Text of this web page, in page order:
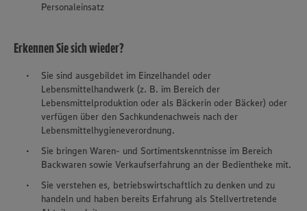
Personaleinsatz
Erkennen Sie sich wieder?
Sie sind ausgebildet im Einzelhandel oder
Lebensmittelhandwerk (z. B. im Bereich der
Lebensmittelproduktion oder als Bäckerin oder Bäcker) oder
verfügen über den Sachkundenachweis nach der
Lebensmittelhygieneverordnung.
Sie bringen Waren- und Sortimentskenntnisse im Bereich
Backwaren sowie Verkaufserfahrung an der Bedientheke mit.
Sie verstehen es, betriebswirtschaftlich zu denken und zu
handeln und haben bereits Erfahrung als Stellvertretende